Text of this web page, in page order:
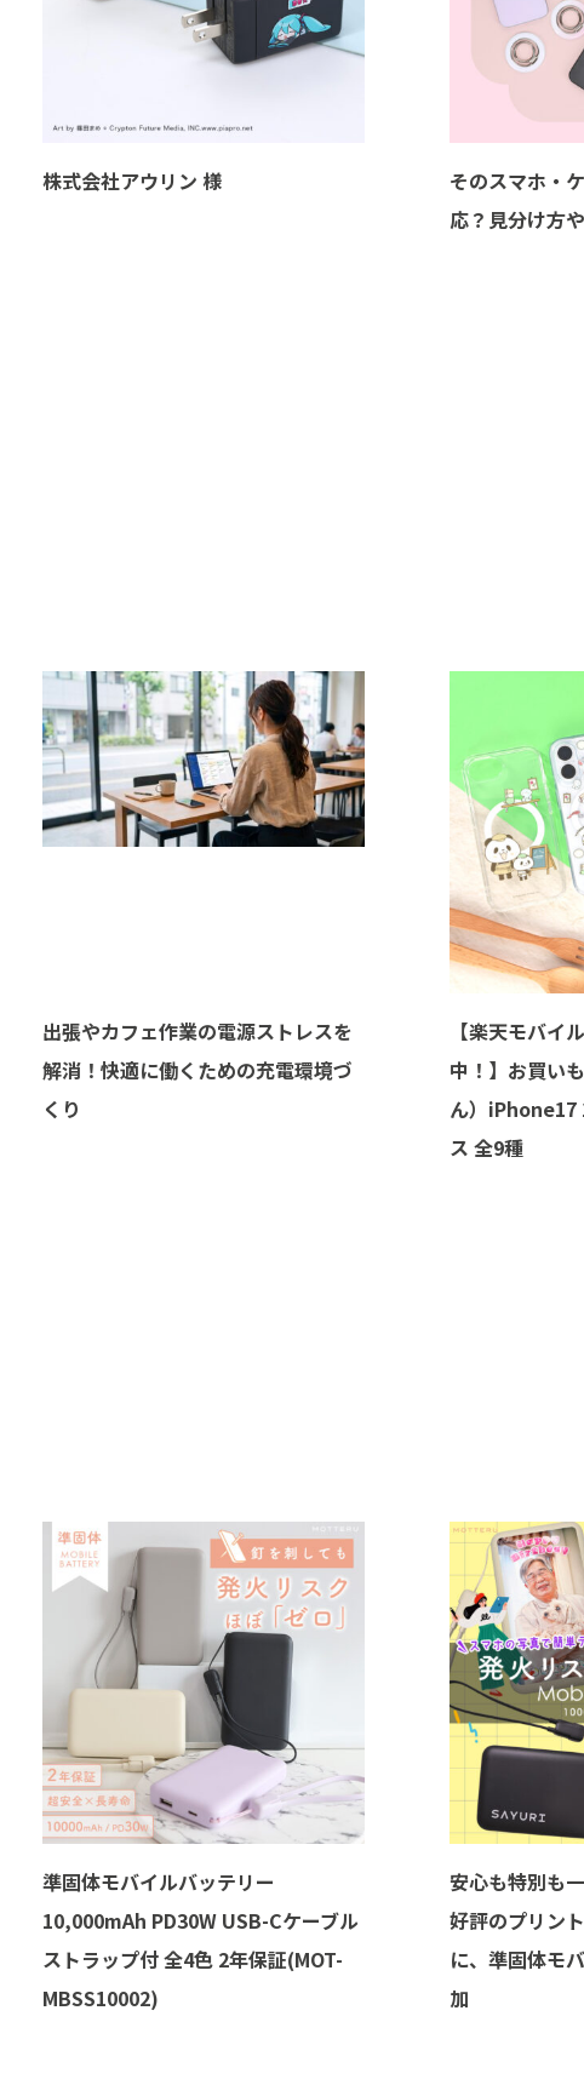
株式会社アウリン 様
そのスマホ・
応？見分け方
出張やカフェ作業の電源ストレスを
解消！快適に働くための充電環境づ
くり
【楽天モバイ
中！】お買い
ん）iPhone17
ス 全9種
準固体モバイルバッテリー
10,000mAh PD30W USB-Cケーブル
ストラップ付 全4色 2年保証(MOT-
MBSS10002)
安心も特別も
好評のプリン
に、準固体モ
加